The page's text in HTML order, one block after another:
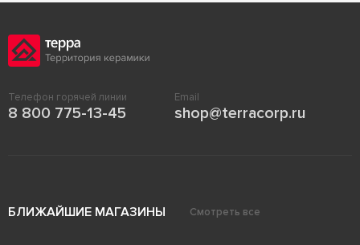
Телефон горячей линии
8 800 775-13-45
Email
shop@terracorp.ru
БЛИЖАЙШИЕ МАГАЗИНЫ Смотреть все